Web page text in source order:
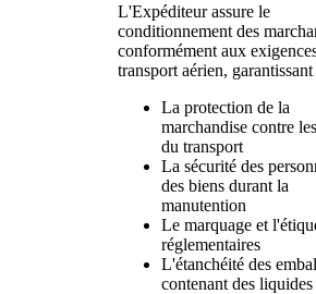
L'Expéditeur assure le
conditionnement des
conformément aux
transport aérien, garantissant
La protection de la
marchandise contre
du transport
La sécurité des
des biens durant la
manutention
Le marquage et
réglementaires
L'étanchéité des
contenant des liquides